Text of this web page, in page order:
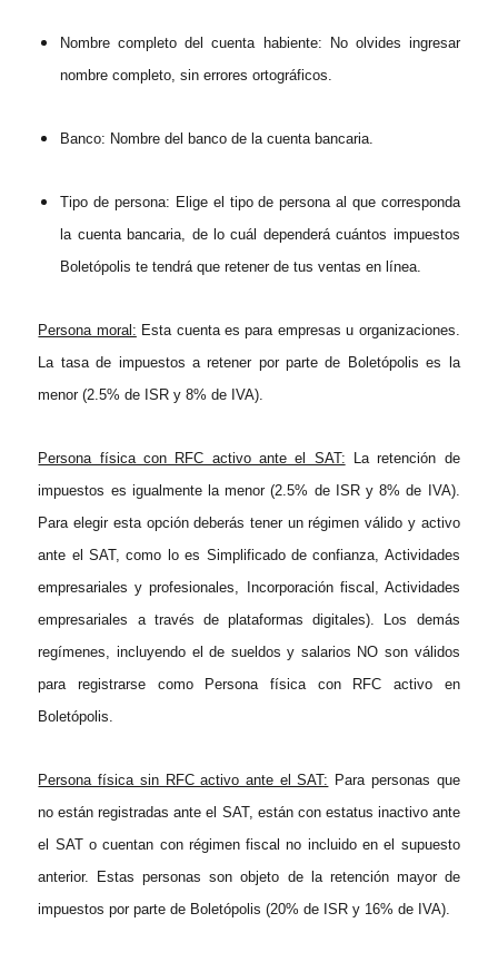
Nombre completo del cuenta habiente: No olvides ingresar
nombre completo, sin errores ortográficos.
Banco: Nombre del banco de la cuenta bancaria.
Tipo de persona: Elige el tipo de persona al que corresponda
la cuenta bancaria, de lo cuál dependerá cuántos impuestos
Boletópolis te tendrá que retener de tus ventas en línea.
Persona moral: Esta cuenta es para empresas u organizaciones.
La tasa de impuestos a retener por parte de Boletópolis es la
menor (2.5% de ISR y 8% de IVA).
Persona física con RFC activo ante el SAT: La retención de
impuestos es igualmente la menor (2.5% de ISR y 8% de IVA).
Para elegir esta opción deberás tener un régimen válido y activo
ante el SAT, como lo es Simplificado de confianza, Actividades
empresariales y profesionales, Incorporación fiscal, Actividades
empresariales a través de plataformas digitales). Los demás
regímenes, incluyendo el de sueldos y salarios NO son válidos
para registrarse como Persona física con RFC activo en
Boletópolis.
Persona física sin RFC activo ante el SAT: Para personas que
no están registradas ante el SAT, están con estatus inactivo ante
el SAT o cuentan con régimen fiscal no incluido en el supuesto
anterior. Estas personas son objeto de la retención mayor de
impuestos por parte de Boletópolis (20% de ISR y 16% de IVA).